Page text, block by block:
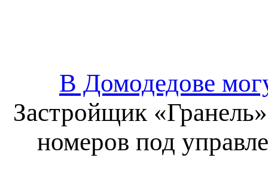
В Домодедове
Застройщик
номеров под